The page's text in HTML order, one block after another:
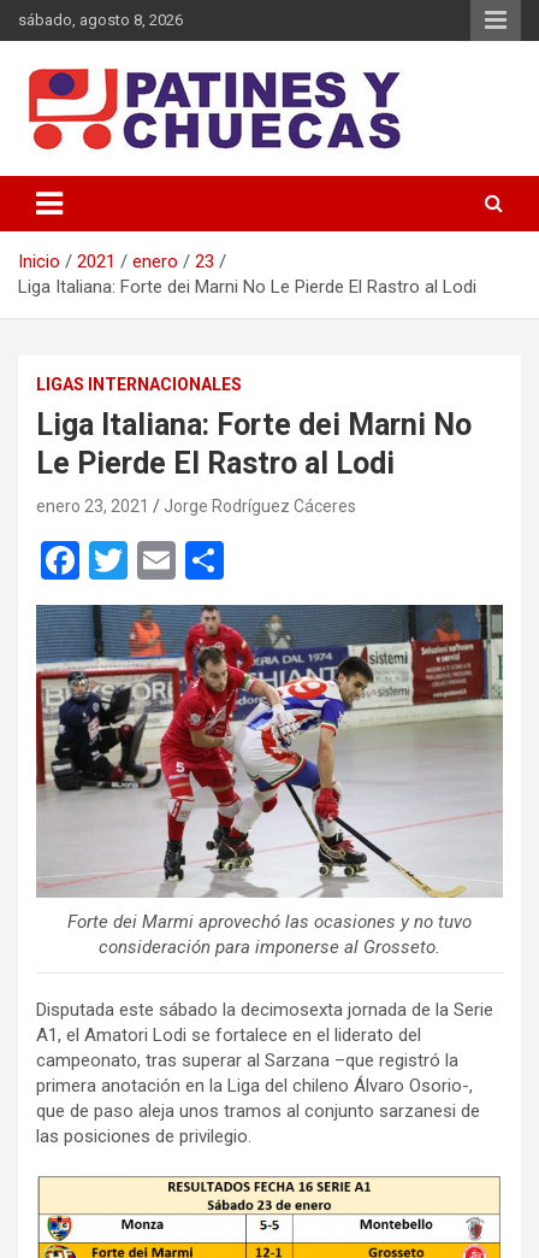
Saltar
al
sábado, agosto 8, 2026
Patines y Chuecas
Inicio 2021 enero
23
Liga Italiana: Forte dei Marni No Le Pierde El Rastro al Lodi
LIGAS INTERNACIONALES
Liga Italiana: Forte dei Marni No
Le Pierde El Rastro al Lodi
enero 23, 2021 Jorge Rodríguez Cáceres
F
a
ce
b
o
o
k
T
wi
tt
er
E
m
ail
o
m
p
ar
tir
Forte dei Marmi aprovechó las ocasiones y no tuvo
consideración para imponerse al Grosseto.
Disputada este sábado la decimosexta jornada de la Serie
A1, el Amatori Lodi se fortalece en el liderato del
campeonato, tras superar al Sarzana –que registró la
primera anotación en la Liga del chileno Álvaro Osorio-,
que de paso aleja unos tramos al conjunto sarzanesi de
las posiciones de privilegio.